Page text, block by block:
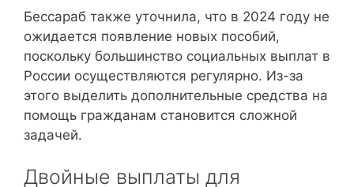
Бессараб также уточнила, что в 2024 году не
ожидается появление новых пособий,
поскольку большинство социальных выплат в
России осуществляются регулярно. Из-за
этого выделить дополнительные средства на
помощь гражданам становится сложной
задачей.
Двойные выплаты для